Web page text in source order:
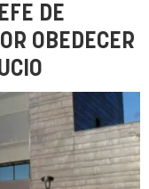
DE
OBEDECER